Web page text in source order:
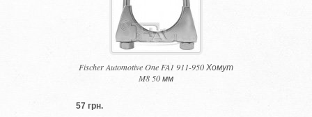
Fischer Automotive One FA1 911-950 Хомут
M8 50 мм
57 грн.